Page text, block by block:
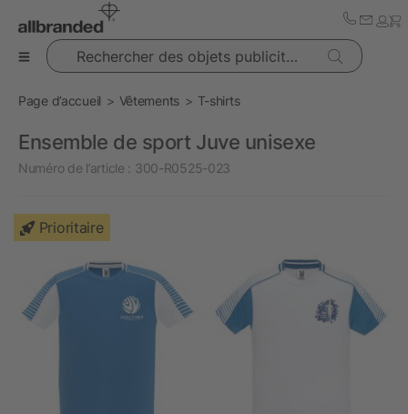
Rechercher des objets publicitaires
Page d’accueil Vêtements T-shirts
Ensemble de sport Juve unisexe
Numéro de l’article : 300-R0525-023
Prioritaire